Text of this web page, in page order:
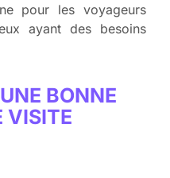
pour les voyageurs
ayant des besoins
BONNE
VISITE